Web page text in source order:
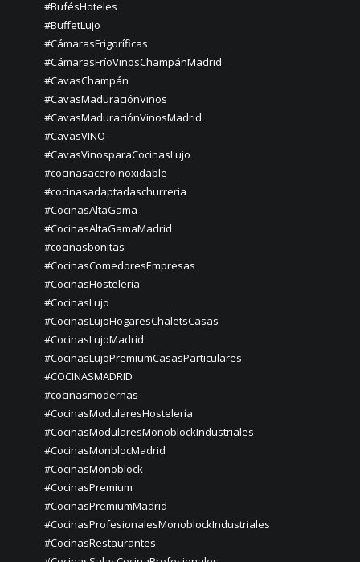
#BufésHoteles
#BuffetLujo
#CámarasFrigoríficas
#CámarasFríoVinosChampánMadrid
#CavasChampán
#CavasMaduraciónVinos
#CavasMaduraciónVinosMadrid
#CavasVINO
#CavasVinosparaCocinasLujo
#cocinasaceroinoxidable
#cocinasadaptadaschurreria
#CocinasAltaGama
#CocinasAltaGamaMadrid
#cocinasbonitas
#CocinasComedoresEmpresas
#CocinasHostelería
#CocinasLujo
#CocinasLujoHogaresChaletsCasas
#CocinasLujoMadrid
#CocinasLujoPremiumCasasParticulares
#COCINASMADRID
#cocinasmodernas
#CocinasModularesHostelería
#CocinasModularesMonoblockIndustriales
#CocinasMonblocMadrid
#CocinasMonoblock
#CocinasPremium
#CocinasPremiumMadrid
#CocinasProfesionalesMonoblockIndustriales
#CocinasRestaurantes